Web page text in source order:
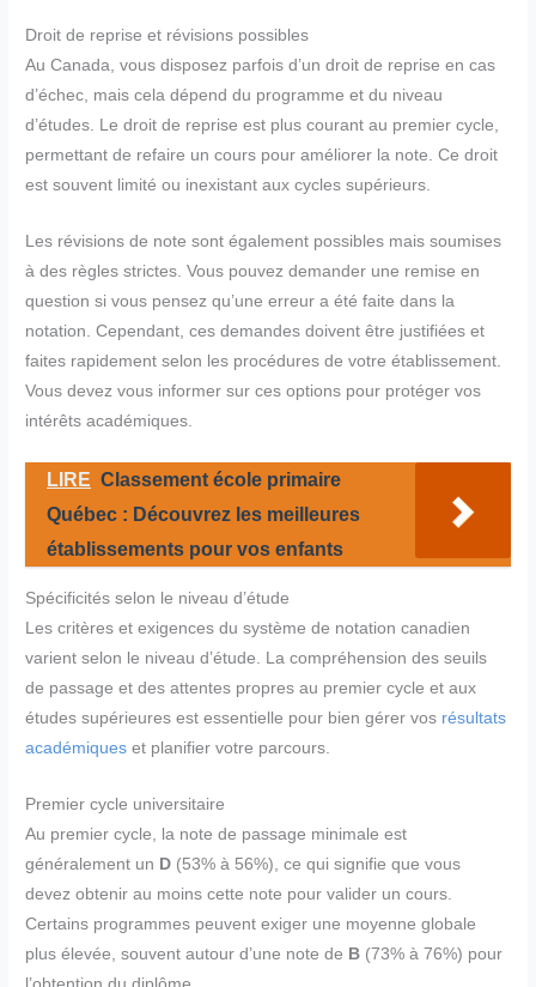
Droit de reprise et révisions possibles
Au Canada, vous disposez parfois d’un droit de reprise en cas
d’échec, mais cela dépend du programme et du niveau
d’études. Le droit de reprise est plus courant au premier cycle,
permettant de refaire un cours pour améliorer la note. Ce droit
est souvent limité ou inexistant aux cycles supérieurs.
Les révisions de note sont également possibles mais soumises
à des règles strictes. Vous pouvez demander une remise en
question si vous pensez qu’une erreur a été faite dans la
notation. Cependant, ces demandes doivent être justifiées et
faites rapidement selon les procédures de votre établissement.
Vous devez vous informer sur ces options pour protéger vos
intérêts académiques.
LIRE Classement école primaire
Québec : Découvrez les meilleures
établissements pour vos enfants
Spécificités selon le niveau d’étude
Les critères et exigences du système de notation canadien
varient selon le niveau d’étude. La compréhension des seuils
de passage et des attentes propres au premier cycle et aux
études supérieures est essentielle pour bien gérer vos résultats
académiques et planifier votre parcours.
Premier cycle universitaire
Au premier cycle, la note de passage minimale est
généralement un D (53% à 56%), ce qui signifie que vous
devez obtenir au moins cette note pour valider un cours.
Certains programmes peuvent exiger une moyenne globale
plus élevée, souvent autour d’une note de B (73% à 76%) pour